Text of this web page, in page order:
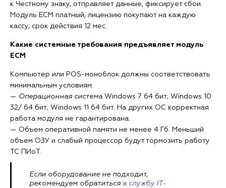
к Честному знаку, отправляет данные, фиксирует сбои.
Модуль ЕСМ платный, лицензию покупают на каждую
кассу, срок действия 12 мес.
Какие системные требования предъявляет модуль
ЕСМ
Компьютер или POS-моноблок должны соответствовать
минимальным условиям:
— Операционная система Windows 7 64 бит; Windows 10
32/ 64 бит; Windows 11 64 бит. На других ОС корректная
работа модуля не гарантирована.
— Объем оперативной памяти не менее 4 Гб. Меньший
объем ОЗУ и слабый процессор будут тормозить работу
ТС ПИоТ.
Если оборудование не подходит,
рекомендуем обратиться в службу IT-